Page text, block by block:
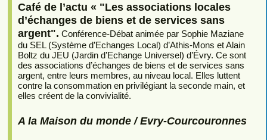
Café de l’actu « "Les associations locales
d’échanges de biens et de services sans
argent". Conférence-Débat animée par Sophie Maziane
du SEL (Système d’Echanges Local) d’Athis-Mons et Alain
Boltz du JEU (Jardin d’Echange Universel) d’Évry. Ce sont
des associations d’échanges de biens et de services sans
argent, entre leurs membres, au niveau local. Elles luttent
contre la consommation en privilégiant la seconde main, et
elles créent de la convivialité.
A la Maison du monde / Evry-Courcouronnes